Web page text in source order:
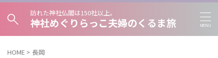
訪れた神社仏閣は150社以上。
神社めぐりらっこ夫婦のくるま旅
HOME > 長岡